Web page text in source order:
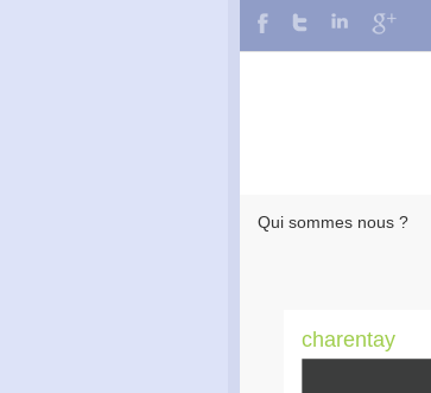
Qui sommes nous ?
charentay